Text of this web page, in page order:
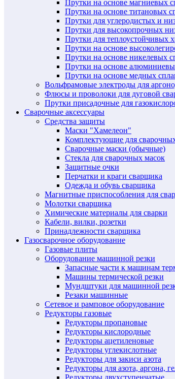
Прутки на основе магниевых
Прутки на основе титановых
Прутки для углеродистых и
Прутки для высокопрочных
Прутки для теплоустойчивых
Прутки на основе
Прутки на основе никелевых
Прутки на основе
Прутки на основе медных
Вольфрамовые электроды для
Флюсы и проволоки для дуговой
Прутки присадочные для
Сварочные аксессуары
Средства защиты
Маски "Хамелеон"
Комплектующие для
Сварочные маски (обычные)
Стекла для сварочных масок
Защитные очки
Перчатки и краги сварщика
Одежда и обувь сварщика
Магнитные приспособления для
Молотки сварщика
Химические материалы для сварки
Кабели, вилки, розетки
Принадлежности сварщика
Газосварочное оборудование
Газовые плиты
Оборудование машинной резки
Запасные части к машинам
Машины термической резки
Мундштуки для машинной
Резаки машинные
Сетевое и рамповое оборудование
Редукторы газовые
Редукторы пропановые
Редукторы кислородные
Редукторы ацетиленовые
Редукторы углекислотные
Редукторы для закиси азота
Редукторы для азота, аргона,
Редукторы двухступенчатые